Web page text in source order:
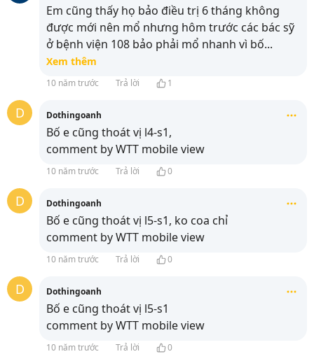
Em cũng thấy họ bảo điều trị 6 tháng không
được mới nên mổ nhưng hôm trước các bác sỹ
ở bệnh viện 108 bảo phải mổ nhanh vì bố...
Xem thêm
10 năm trước Trả lời 1
D Dothingoanh
Bố e cũng thoát vị l4-s1,
comment by WTT mobile view
10 năm trước Trả lời 0
D Dothingoanh
Bố e cũng thoát vị l5-s1, ko coa chỉ
comment by WTT mobile view
10 năm trước Trả lời 0
D Dothingoanh
Bố e cũng thoát vị l5-s1
comment by WTT mobile view
10 năm trước Trả lời 0